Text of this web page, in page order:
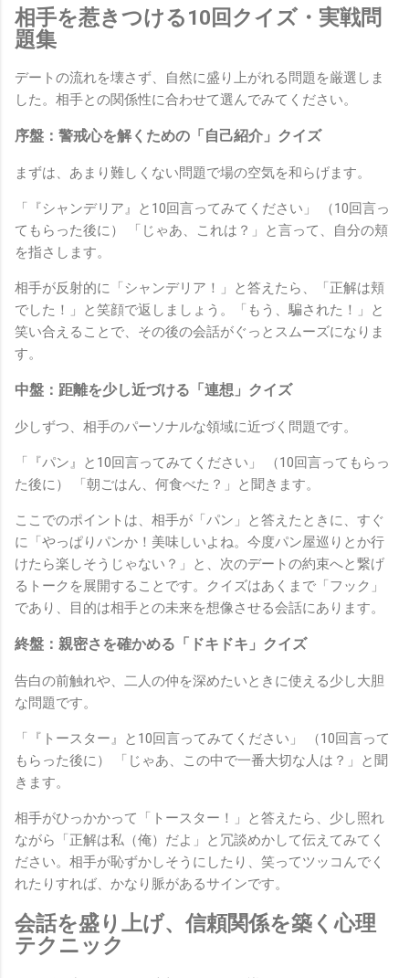
相手を惹きつける10回クイズ・実戦問
題集
デートの流れを壊さず、自然に盛り上がれる問題を厳選しま
した。相手との関係性に合わせて選んでみてください。
序盤：警戒心を解くための「自己紹介」クイズ
まずは、あまり難しくない問題で場の空気を和らげます。
「『シャンデリア』と10回言ってみてください」 （10回言っ
てもらった後に） 「じゃあ、これは？」と言って、自分の頬
を指さします。
相手が反射的に「シャンデリア！」と答えたら、「正解は頬
でした！」と笑顔で返しましょう。「もう、騙された！」と
笑い合えることで、その後の会話がぐっとスムーズになりま
す。
中盤：距離を少し近づける「連想」クイズ
少しずつ、相手のパーソナルな領域に近づく問題です。
「『パン』と10回言ってみてください」 （10回言ってもらっ
た後に） 「朝ごはん、何食べた？」と聞きます。
ここでのポイントは、相手が「パン」と答えたときに、すぐ
に「やっぱりパンか！美味しいよね。今度パン屋巡りとか行
けたら楽しそうじゃない？」と、次のデートの約束へと繋げ
るトークを展開することです。クイズはあくまで「フック」
であり、目的は相手との未来を想像させる会話にあります。
終盤：親密さを確かめる「ドキドキ」クイズ
告白の前触れや、二人の仲を深めたいときに使える少し大胆
な問題です。
「『トースター』と10回言ってみてください」 （10回言って
もらった後に） 「じゃあ、この中で一番大切な人は？」と聞
きます。
相手がひっかかって「トースター！」と答えたら、少し照れ
ながら「正解は私（俺）だよ」と冗談めかして伝えてみてく
ださい。相手が恥ずかしそうにしたり、笑ってツッコんでく
れたりすれば、かなり脈があるサインです。
会話を盛り上げ、信頼関係を築く心理
テクニック